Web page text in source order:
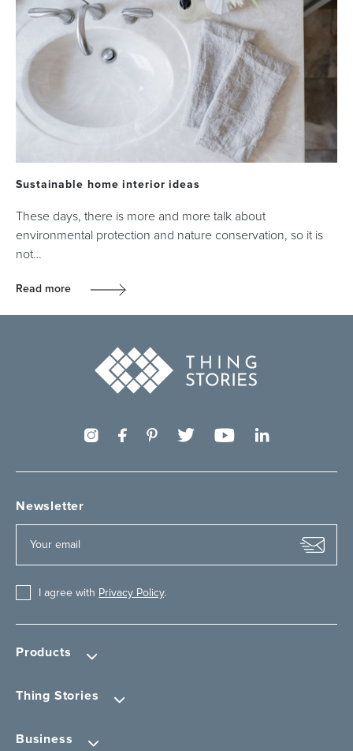
Sustainable home interior ideas
These days, there is more and more talk about
environmental protection and nature conservation, so it is
not…
Read more
Products
Thing Stories
Business
Newsletter
I agree with Privacy Policy.